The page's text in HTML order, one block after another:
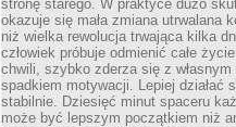
stronę starego. W praktyce dużo
okazuje się mała zmiana utrwalana
niż wielka rewolucja trwająca kilka
człowiek próbuje odmienić całe
chwili, szybko zderza się z
spadkiem motywacji. Lepiej działać
stabilnie. Dziesięć minut spaceru
może być lepszym początkiem niż